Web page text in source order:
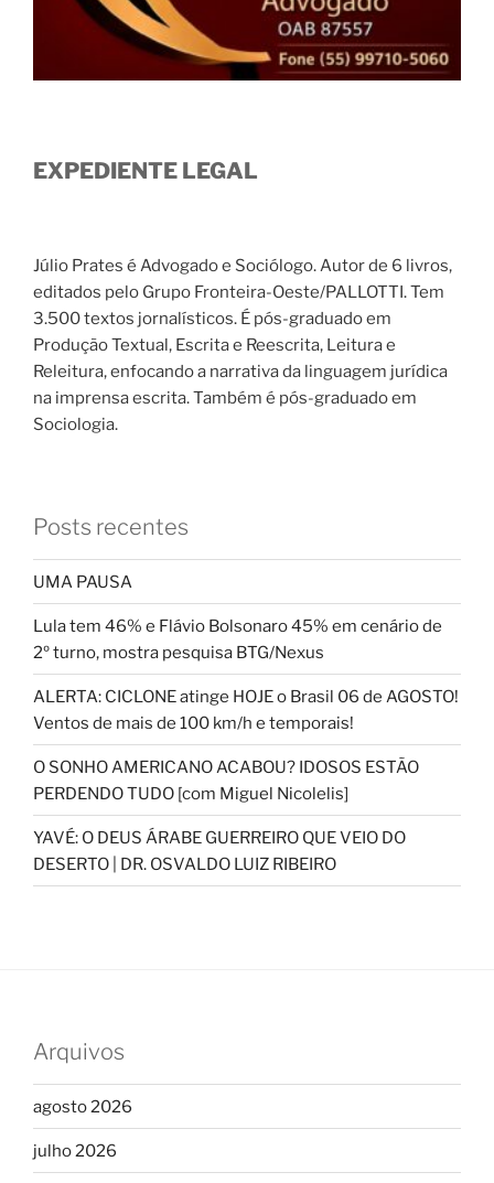
EXPEDIENTE LEGAL
Júlio Prates é Advogado e Sociólogo. Autor de 6 livros,
editados pelo Grupo Fronteira-Oeste/PALLOTTI. Tem
3.500 textos jornalísticos. É pós-graduado em
Produção Textual, Escrita e Reescrita, Leitura e
Releitura, enfocando a narrativa da linguagem jurídica
na imprensa escrita. Também é pós-graduado em
Sociologia.
Posts recentes
UMA PAUSA
Lula tem 46% e Flávio Bolsonaro 45% em cenário de
2º turno, mostra pesquisa BTG/Nexus
ALERTA: CICLONE atinge HOJE o Brasil 06 de AGOSTO!
Ventos de mais de 100 km/h e temporais!
O SONHO AMERICANO ACABOU? IDOSOS ESTÃO
PERDENDO TUDO [com Miguel Nicolelis]
YAVÉ: O DEUS ÁRABE GUERREIRO QUE VEIO DO
DESERTO | DR. OSVALDO LUIZ RIBEIRO
Arquivos
agosto 2026
julho 2026